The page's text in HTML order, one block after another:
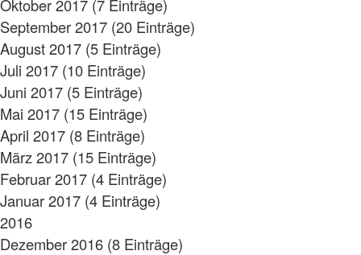
Oktober 2017 (7 Einträge)
September 2017 (20 Einträge)
August 2017 (5 Einträge)
Juli 2017 (10 Einträge)
Juni 2017 (5 Einträge)
Mai 2017 (15 Einträge)
April 2017 (8 Einträge)
März 2017 (15 Einträge)
Februar 2017 (4 Einträge)
Januar 2017 (4 Einträge)
2016
Dezember 2016 (8 Einträge)